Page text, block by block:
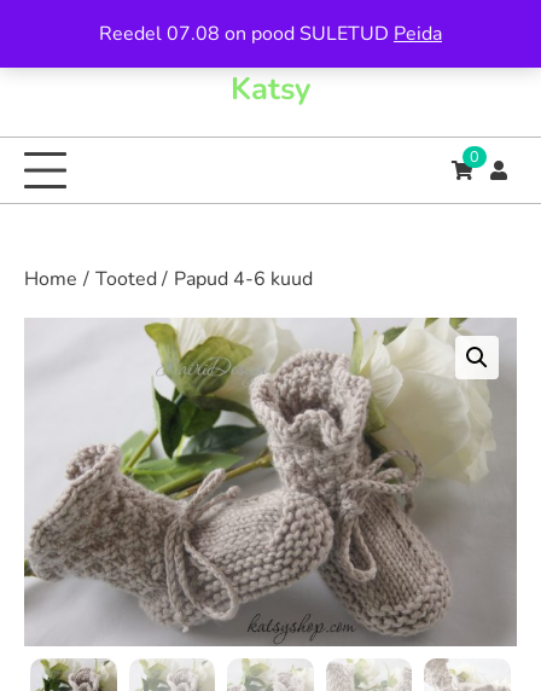
Reedel 07.08 on pood SULETUD Peida
content
Katsy
0
Home Tooted Papud 4-6 kuud